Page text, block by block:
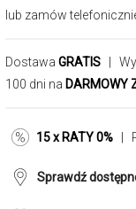
lub zamów
Dostawa GRATIS |
100 dni na DARMOWY
15 x RATY 0% |
Sprawdź